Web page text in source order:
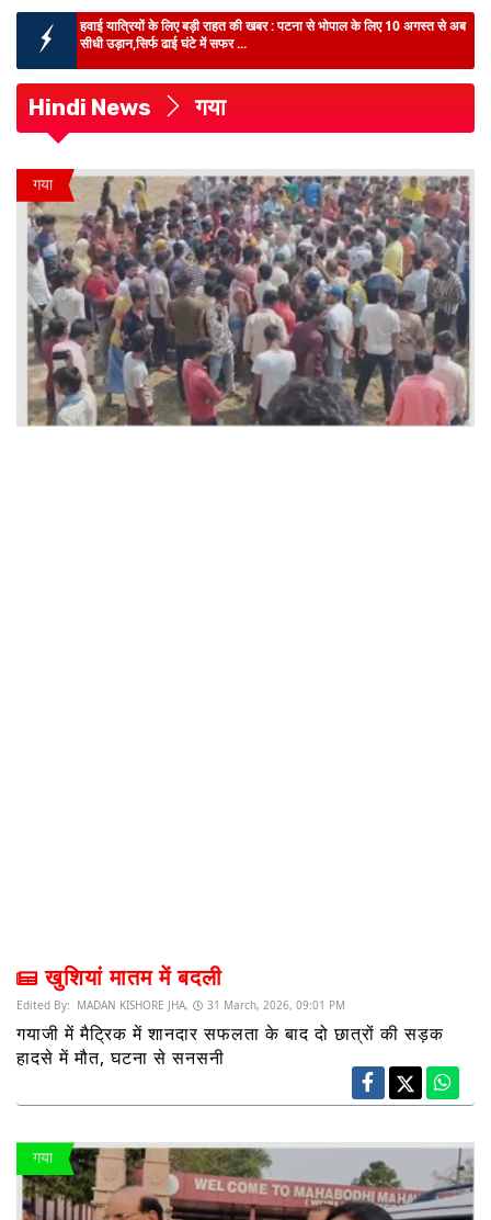
BIHAR NEWS :भूमि-अर्जन प्राधिकरणों में बड़ी नियुक्ति, बिहार सरकार ने
सेवानिवृत्त न्यायि...
अभियान...
BIG BREAKING :आय से अधिक संपत्ति मामले में EOU ने सहरसा के DPO के
पटना में शिक्षा पर मंथन :9-10 अगस्त को दो दिवसीय राज्यस्तरीय चिंतन शिविर, सीएम
सम्राट करेंगे उद्घाटन...
BIHAR NEWS :TTE की हर कार्रवाई कैमरे में रिकॉर्ड, दानापुर मंडल में शुरू हुआ
पायलट प्रोज...
हवाई यात्रियों के लिए बड़ी राहत की खबर :पटना से भोपाल के लिए 10 अगस्त से अब
सीधी उड़ान,सिर्फ ढाई घंटे में सफर ...
Hindi News गया
गया
खुशियां मातम में बदली
Edited By: MADAN KISHORE JHA, 31 March, 2026, 09:01 PM
गयाजी में मैट्रिक में शानदार सफलता के बाद दो छात्रों की सड़क
हादसे में मौत, घटना से सनसनी
गया